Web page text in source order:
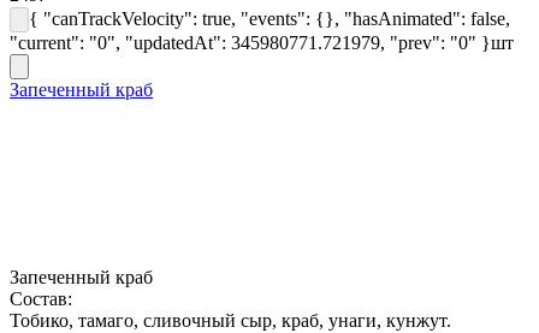
{ "canTrackVelocity": true, "events": {}, "hasAnimated": false,
"current": "0", "updatedAt": 345980771.721979, "prev": "0" }шт
Запеченный краб
Запеченный краб
Состав:
Тобико, тамаго, сливочный сыр, краб, унаги, кунжут.